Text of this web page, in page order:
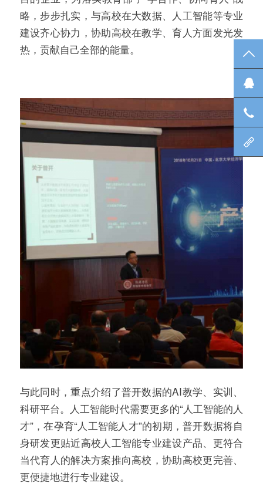
略，步步扎实，与高校在大数据、人工智能等专业
建设齐心协力，协助高校在教学、育人方面发光发
热，贡献自己全部的能量。
与此同时，重点介绍了普开数据的AI教学、实训、
科研平台。人工智能时代需要更多的“人工智能的人
才”，在孕育“人工智能人才”的初期，普开数据将自
身研发更贴近高校人工智能专业建设产品、更符合
当代育人的解决方案推向高校，协助高校更完善、
更便捷地进行专业建设。
在
咨
北